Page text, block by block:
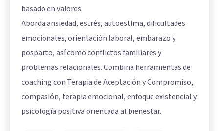
basado en valores.
Aborda ansiedad, estrés, autoestima, dificultades
emocionales, orientación laboral, embarazo y
posparto, así como conflictos familiares y
problemas relacionales. Combina herramientas de
coaching con Terapia de Aceptación y Compromiso,
compasión, terapia emocional, enfoque existencial y
psicología positiva orientada al bienestar.